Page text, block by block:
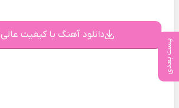
پست بعدی
دانلود آهنگ با کیفیت عالی 320